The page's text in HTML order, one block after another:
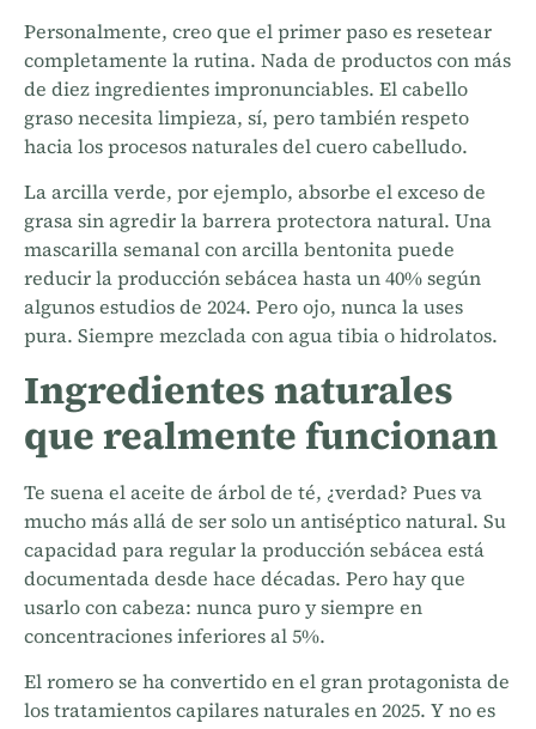
Personalmente, creo que el primer paso es resetear
completamente la rutina. Nada de productos con más
de diez ingredientes impronunciables. El cabello
graso necesita limpieza, sí, pero también respeto
hacia los procesos naturales del cuero cabelludo.
La arcilla verde, por ejemplo, absorbe el exceso de
grasa sin agredir la barrera protectora natural. Una
mascarilla semanal con arcilla bentonita puede
reducir la producción sebácea hasta un 40% según
algunos estudios de 2024. Pero ojo, nunca la uses
pura. Siempre mezclada con agua tibia o hidrolatos.
Ingredientes naturales
que realmente funcionan
Te suena el aceite de árbol de té, ¿verdad? Pues va
mucho más allá de ser solo un antiséptico natural. Su
capacidad para regular la producción sebácea está
documentada desde hace décadas. Pero hay que
usarlo con cabeza: nunca puro y siempre en
concentraciones inferiores al 5%.
El romero se ha convertido en el gran protagonista de
los tratamientos capilares naturales en 2025. Y no es